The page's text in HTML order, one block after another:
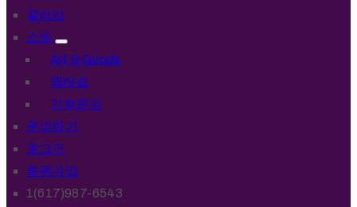
갤러리
쇼핑
Art & Goods
멤버쉽
기부문의
문의하기
로그인
회원가입
1(617)987-6543